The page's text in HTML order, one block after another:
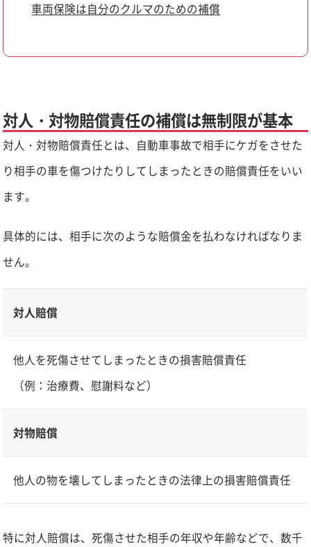
車両保険は自分のクルマのための補償
対人・対物賠償責任の補償は無制限が基本
対人・対物賠償責任とは、自動車事故で相手にケガをさせた
り相手の車を傷つけたりしてしまったときの賠償責任をいい
ます。
具体的には、相手に次のような賠償金を払わなければなりま
せん。
対人賠償
他人を死傷させてしまったときの損害賠償責任
（例：治療費、慰謝料など）
対物賠償
他人の物を壊してしまったときの法律上の損害賠償責任
特に対人賠償は、死傷させた相手の年収や年齢などで、数千